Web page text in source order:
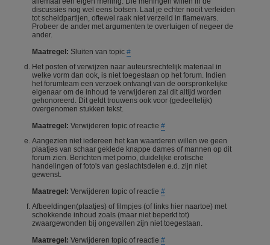
discussies nog wel eens botsen. Laat je echter nooit verleiden
tot scheldpartijen, oftewel raak niet verzeild in flamewars.
Probeer de ander met argumenten te overtuigen of negeer de
ander.
Maatregel: Sluiten van topic #
Het posten of verwijzen naar auteursrechtelijk materiaal in
welke vorm dan ook, is niet toegestaan op het forum. Indien
het forumteam een verzoek ontvangt van de oorspronkelijke
eigenaar om de inhoud te verwijderen zal dit altijd worden
gehonoreerd. Dit geldt trouwens ook voor (gedeeltelijk)
overgenomen stukken tekst.
Maatregel: Verwijderen topic of reactie #
Aangezien niet iedereen het kan waarderen willen we geen
plaatjes van schaar geklede knappe dames of mannen op dit
forum zien. Berichten met porno, duidelijke erotische
handelingen of foto's van geslachtsdelen e.d. zijn niet
gewenst.
Maatregel: Verwijderen topic of reactie #
Afbeeldingen(plaatjes) of filmpjes (of links hier naartoe) met
schokkende inhoud zoals (maar niet beperkt tot)
zwaargewonden bij ongevallen zijn niet toegestaan.
Maatregel: Verwijderen topic of reactie #